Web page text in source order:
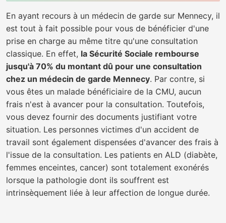
En ayant recours à un médecin de garde sur Mennecy, il
est tout à fait possible pour vous de bénéficier d'une
prise en charge au même titre qu'une consultation
classique. En effet, la Sécurité Sociale rembourse
jusqu'à 70% du montant dû pour une consultation
chez un médecin de garde Mennecy. Par contre, si
vous êtes un malade bénéficiaire de la CMU, aucun
frais n'est à avancer pour la consultation. Toutefois,
vous devez fournir des documents justifiant votre
situation. Les personnes victimes d'un accident de
travail sont également dispensées d'avancer des frais à
l'issue de la consultation. Les patients en ALD (diabète,
femmes enceintes, cancer) sont totalement exonérés
lorsque la pathologie dont ils souffrent est
intrinsèquement liée à leur affection de longue durée.